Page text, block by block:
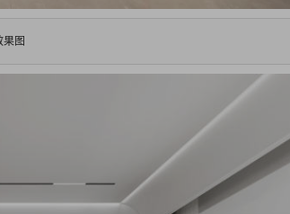
图